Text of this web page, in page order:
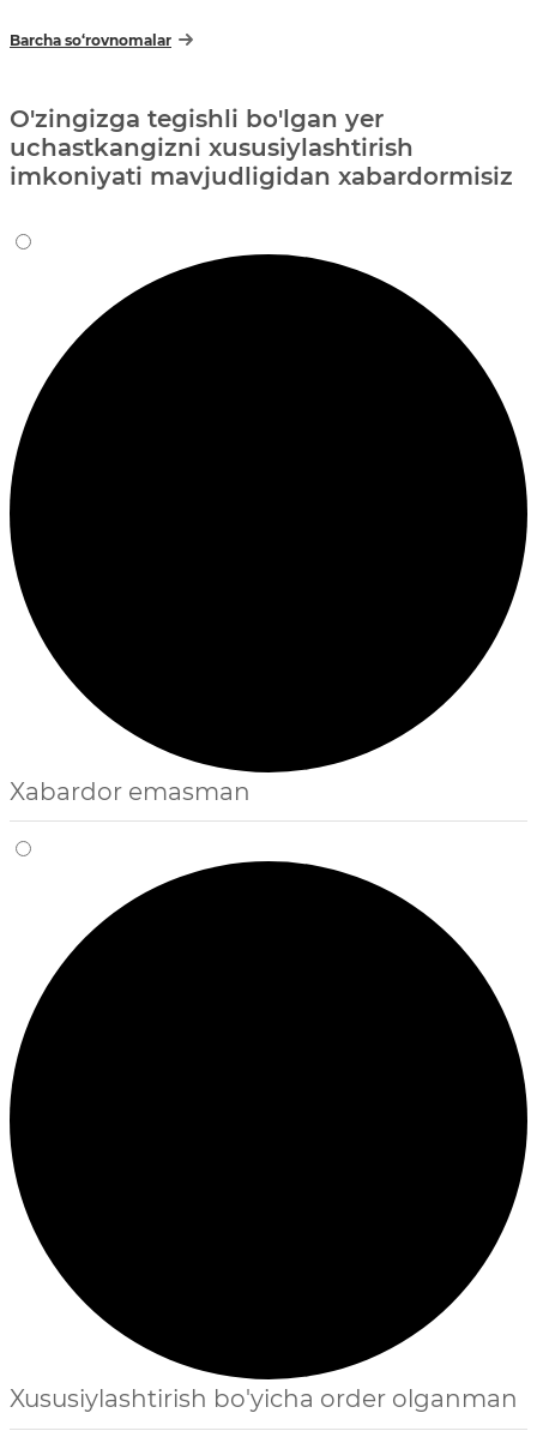
Barcha so‘rovnomalar
O'zingizga tegishli bo'lgan yer
uchastkangizni xususiylashtirish
imkoniyati mavjudligidan xabardormisiz
Xabardor emasman
Xususiylashtirish bo'yicha order olganman